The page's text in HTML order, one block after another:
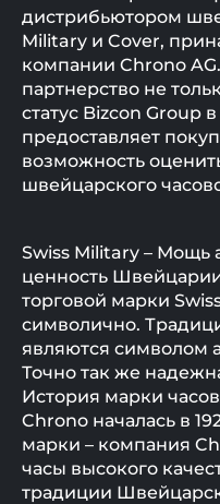
дистрибьютором
Military и Cover,
компании Chrono
партнерство не
статус Bizcon Group
предоставляет
возможность
швейцарского
Swiss Military –
ценность
торговой марки
символично.
являются символом
Точно так же
История марки
Chrono началась в
марки – компания
часы высокого
традиции